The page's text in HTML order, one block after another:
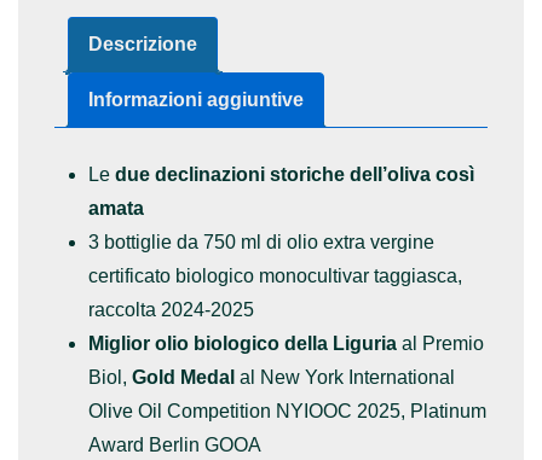
3
Vasi
Taggiasche
Salamoia
quantità
Descrizione
Informazioni aggiuntive
Le due declinazioni storiche dell’oliva così
amata
3 bottiglie da 750 ml di olio extra vergine
certificato biologico monocultivar taggiasca,
raccolta 2024-2025
Miglior olio biologico della Liguria al Premio
Biol, Gold Medal al New York International
Olive Oil Competition NYIOOC 2025, Platinum
Award Berlin GOOA